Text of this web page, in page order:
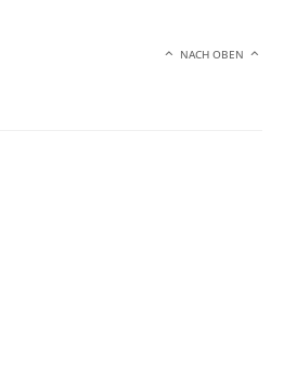
NACH OBEN